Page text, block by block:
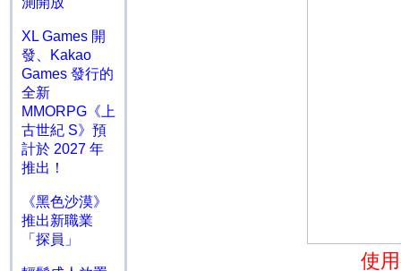
XL Games 開
發、Kakao
Games 發行的
全新
MMORPG《上
古世紀 S》預
計於 2027 年
推出！
《黑色沙漠》
推出新職業
「探員」
使